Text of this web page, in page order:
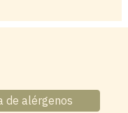
de alérgenos